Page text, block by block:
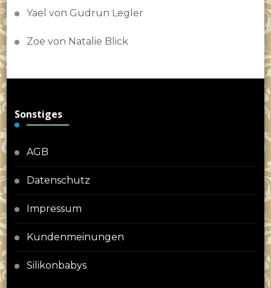
Yael von Gudrun Legler
Zoe von Natalie Blick
Sonstiges
AGB
Datenschutz
Impressum
Kundenmeinungen
Silikonbabys